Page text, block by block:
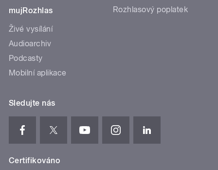
mujRozhlas
Živé vysílání
Audioarchiv
Podcasty
Mobilní aplikace
Rozhlasový poplatek
Sledujte nás
Certifikováno